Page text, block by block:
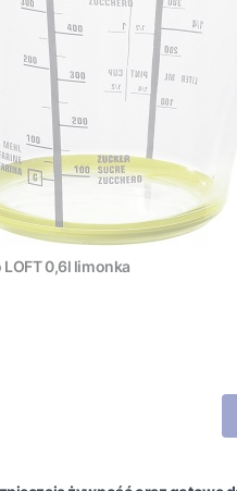
LOFT 0,6l limonka